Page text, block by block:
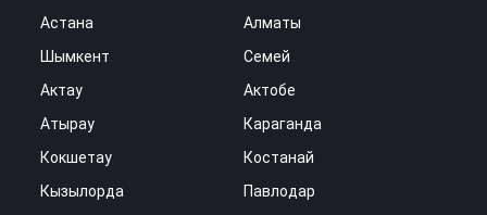
Астана
Алматы
Шымкент
Семей
Актау
Актобе
Атырау
Караганда
Кокшетау
Костанай
Кызылорда
Павлодар